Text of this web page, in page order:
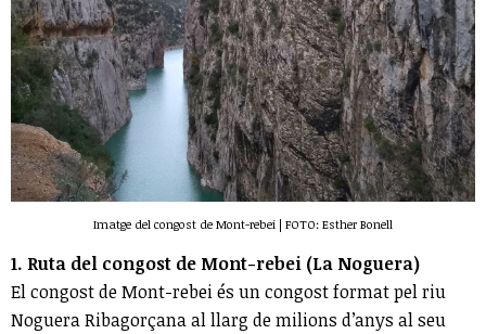
Imatge del congost de Mont-rebei | FOTO: Esther Bonell
1. Ruta del congost de Mont-rebei (La Noguera)
El congost de Mont-rebei és un congost format pel riu
Noguera Ribagorçana al llarg de milions d’anys al seu